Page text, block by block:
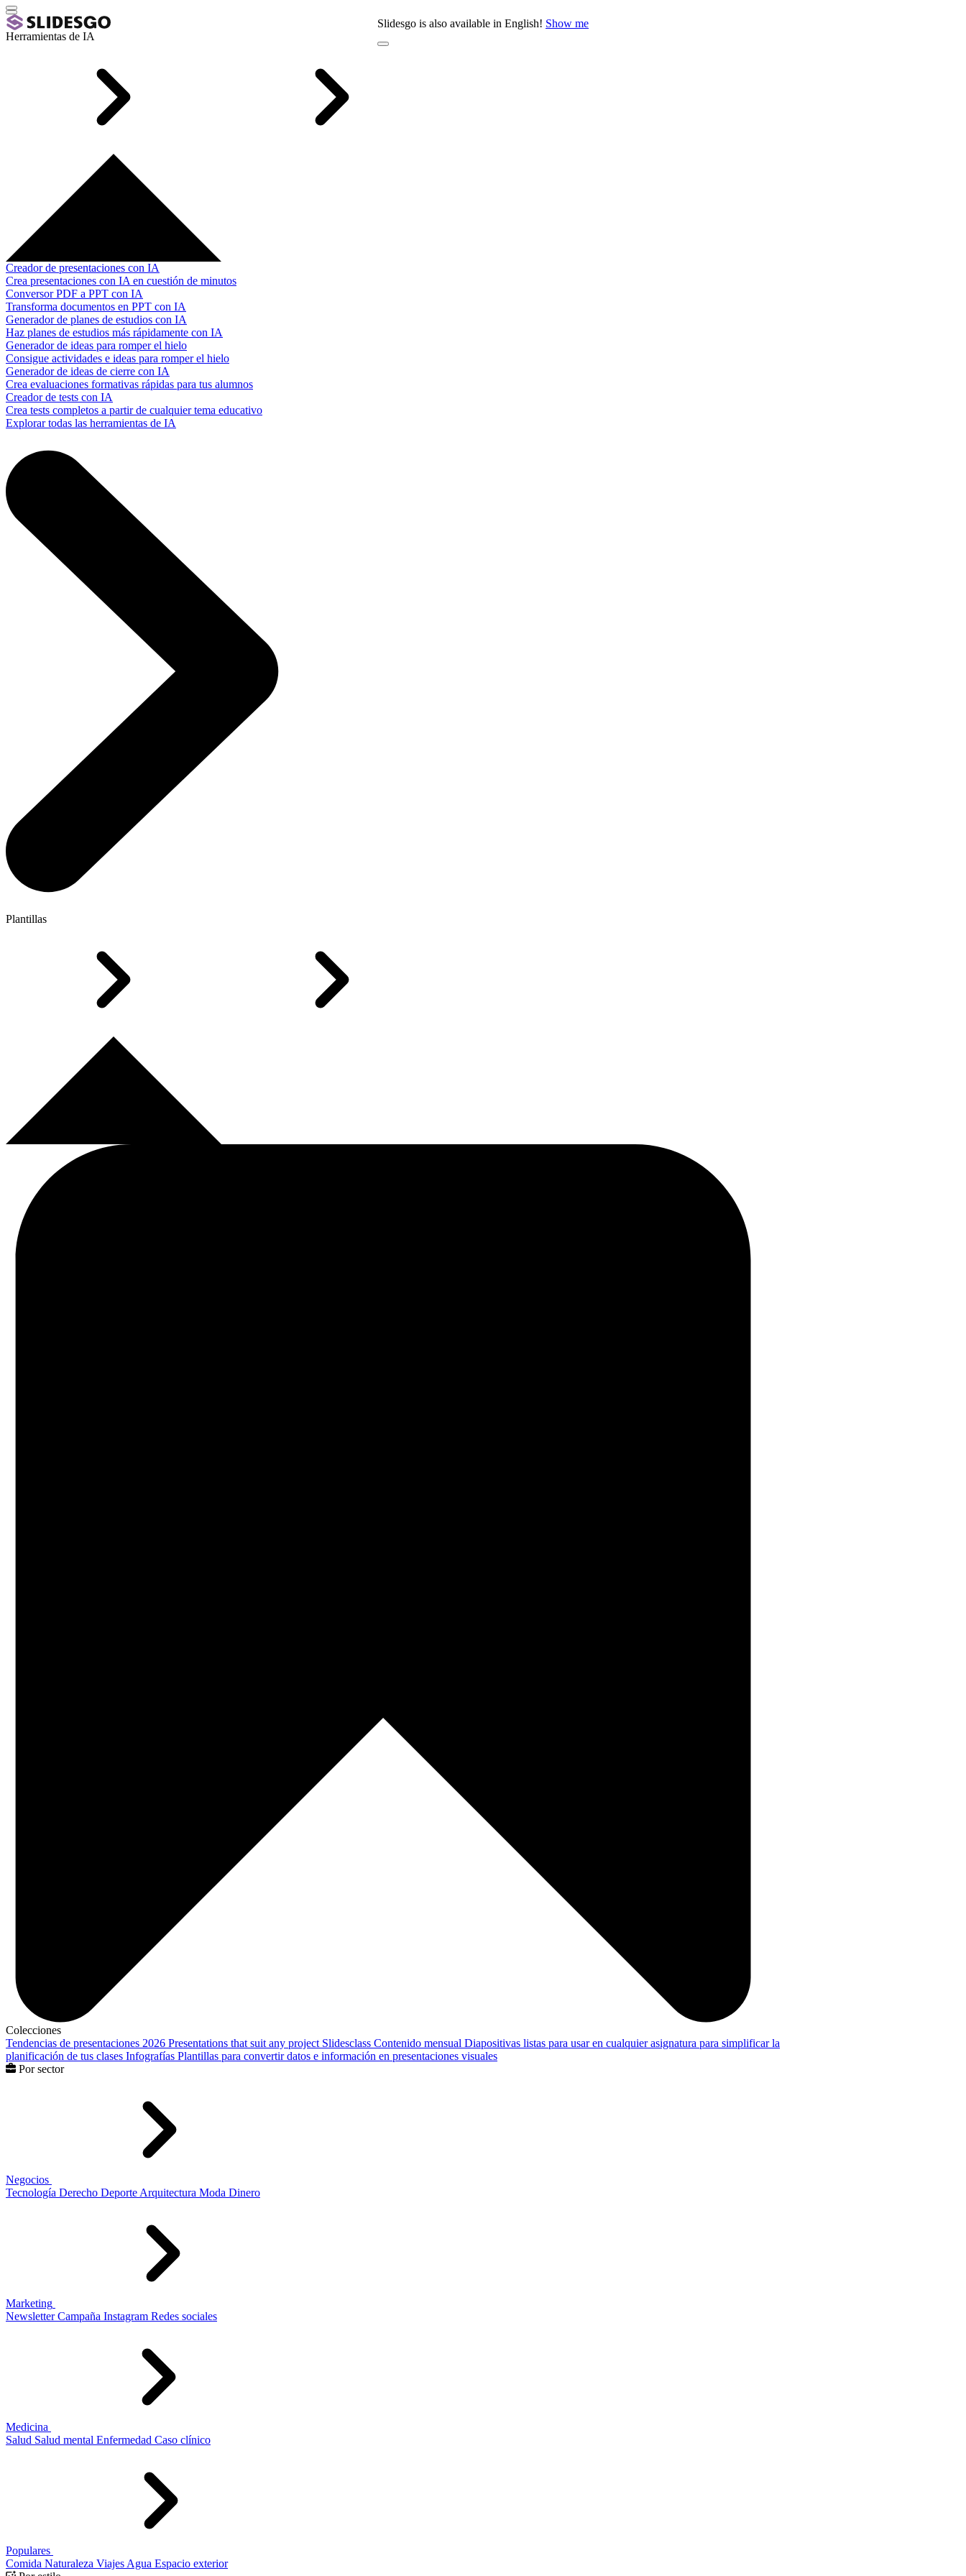
Slidesgo is also available in English! Show me
Herramientas de IA
Creador de presentaciones con IA
Crea presentaciones con IA en cuestión de minutos
Conversor PDF a PPT con IA
Transforma documentos en PPT con IA
Generador de planes de estudios con IA
Haz planes de estudios más rápidamente con IA
Generador de ideas para romper el hielo
Consigue actividades e ideas para romper el hielo
Generador de ideas de cierre con IA
Crea evaluaciones formativas rápidas para tus alumnos
Creador de tests con IA
Crea tests completos a partir de cualquier tema educativo
Explorar todas las herramientas de IA
Plantillas
Colecciones
Tendencias de presentaciones 2026 Presentations that suit any project Slidesclass Contenido mensual Diapositivas listas para usar en cualquier asignatura para simplificar la
planificación de tus clases Infografías Plantillas para convertir datos e información en presentaciones visuales
Por sector
Negocios
Tecnología Derecho Deporte Arquitectura Moda Dinero
Marketing
Newsletter Campaña Instagram Redes sociales
Medicina
Salud Salud mental Enfermedad Caso clínico
Populares
Comida Naturaleza Viajes Agua Espacio exterior